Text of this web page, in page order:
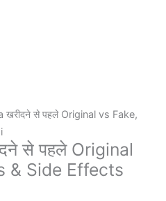
खरीदने से पहले Original vs Fake,
से पहले Original
& Side Effects